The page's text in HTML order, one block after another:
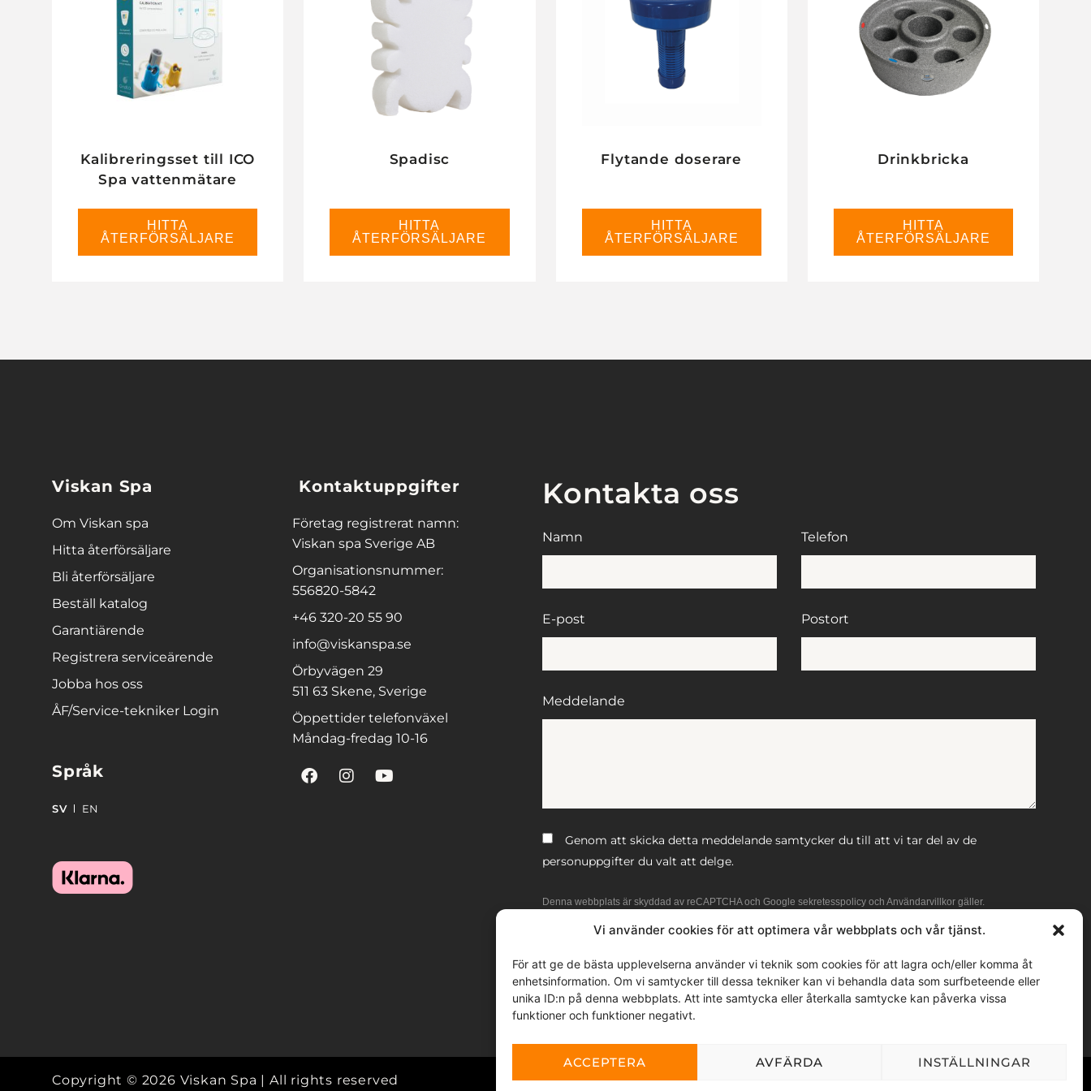
Vi använder cookies för att optimera vår webbplats och vår tjänst.
För att ge de bästa upplevelserna använder vi teknik som cookies för att lagra och/eller komma åt
enhetsinformation. Om vi samtycker till dessa tekniker kan vi behandla data som surfbeteende eller
unika ID:n på denna webbplats. Att inte samtycka eller återkalla samtycke kan påverka vissa
funktioner och funktioner negativt.
ACCEPTERA AVFÄRDA INSTÄLLNINGAR
Kalibreringsset till ICO
Spa vattenmätare
HITTA
ÅTERFÖRSÄLJARE
Spadisc
HITTA
ÅTERFÖRSÄLJARE
Flytande doserare
HITTA
ÅTERFÖRSÄLJARE
Drinkbricka
HITTA
ÅTERFÖRSÄLJARE
Viskan Spa
Om Viskan spa
Hitta återförsäljare
Bli återförsäljare
Beställ katalog
Garantiärende
Registrera serviceärende
Jobba hos oss
ÅF/Service-tekniker Login
Språk
SV EN
Kontaktuppgifter
Företag registrerat namn:
Viskan spa Sverige AB
Organisationsnummer:
556820-5842
+46 320-20 55 90
info@viskanspa.se
Örbyvägen 29
511 63 Skene, Sverige
Öppettider telefonväxel
Måndag-fredag 10-16
Kontakta oss
Namn Telefon
E-post Postort
Meddelande
Genom att skicka detta meddelande samtycker du till att vi tar del av de
personuppgifter du valt att delge.
Denna webbplats är skyddad av reCAPTCHA och Google sekretesspolicy och Användarvillkor gäller.
Copyright © 2026 Viskan Spa | All rights reserved